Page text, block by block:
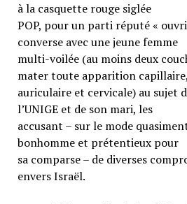
à la casquette rouge siglée
POP, pour un parti réputé «
converse avec une jeune femme
multi-voilée (au moins deux
mater toute apparition capillaire,
auriculaire et cervicale) au sujet
l’UNIGE et de son mari, les
accusant – sur le mode
bonhomme et prétentieux pour
sa comparse – de diverses
envers Israël.